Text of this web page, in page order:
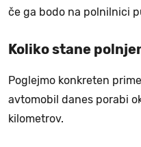
če ga bodo na polnilnici
Koliko stane
Poglejmo konkreten
avtomobil danes porabi
kilometrov.